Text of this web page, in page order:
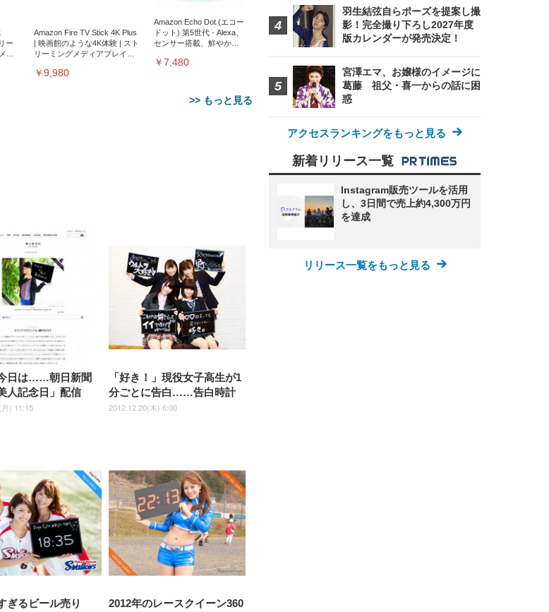
ー
デ
Amazon Fire TV Stick 4K Plus
| 映画館のような4K体験 | スト
リーミングメディアプレイヤ
￥9,980
Amazon Echo Dot (エコー
ドット) 第5世代 - Alexa、
センサー搭載、鮮やかな
￥7,480
>> もっと見る
ク
30
学 椅
げ
レス
ッシ
シ
お
ラ
Sezlife オフィスチェア デスク
チェア 疲れない テレワーク
チェア 強化バックレスト 30度
ロッキング機能 人間工学 椅子
腰サポート 90度跳ね上げ式ア
ームレスト 3Dヘッドレスト
ハンガー付き 高反発クッショ
ン PCチェア 通気性メッシュ
ゃれ パソコンチェア (ホワイ
ト)
￥7,680
ッシュ 通気性 ランバーサ
ポート付き 腰サポート ガ
ス圧無段階昇降 360度回
転 キャスター付き コンパ
クト 幅52×奥行58.5×高さ
84～96cm テレワーク 在
宅勤務 ブラック
￥4,139
【整備済み品】Dell
E2724HS 27インチ 液晶モ
ニター フル
HD（1920×1080）VA 非光
沢 HDMI/DisplayPort/VGA
スピーカー内蔵 高さ調整 ス
イベル VESA対応
ComfortView ビジネス向け
￥15,800
Gaming Monitor 24” Essential ゲ
ーミングモニター QD 24.5インチ
1ms FHD 量子ドット 残像低減 (3
年保証 | 輝点保証 | 日本メーカー)
￥34,980
ム
品
Smart Basic(スマートベーシ
ック) 【Amazon.co.jp限定】
Smart Basic アイリスオーヤマ
ペットシーツ 超厚型 お徳用
ワイド 100枚入 (x 1) (ケース
販売)
￥3,670
ュラー 200枚入
【Amazon.co.jp限定】
￥3,731
日は……朝日新聞
人記念日」配信
) 11:15
「好き！」現役女子高生が1
分ごとに告白……告白時計
2012.12.20(木) 6:00
ぎるビール売り
2012年のレースクイーン360
羽生結弦自らポーズを提案し撮
影！完全撮り下ろし2027年度
版カレンダーが発売決定！
宮澤エマ、お嬢様のイメージに
葛藤 祖父・喜一からの話に困
惑
アクセスランキングをもっと見る
新着リリース一覧
Instagram販売ツールを活用
し、3日間で売上約4,300万円
を達成
リリース一覧をもっと見る